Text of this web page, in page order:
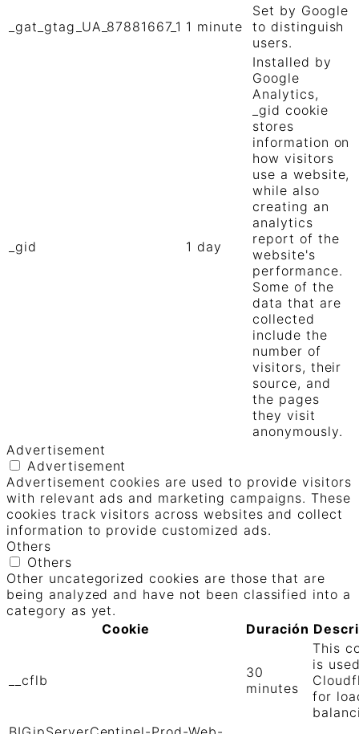
_gat_gtag_UA_87881667_1 1 minute
Set by Google
to distinguish
users.
_gid 1 day
Installed by
Google
Analytics,
_gid cookie
stores
information on
how visitors
use a website,
while also
creating an
analytics
report of the
website's
performance.
Some of the
data that are
collected
include the
number of
visitors, their
source, and
the pages
they visit
anonymously.
Advertisement
Advertisement
Advertisement cookies are used to provide visitors
with relevant ads and marketing campaigns. These
cookies track visitors across websites and collect
information to provide customized ads.
Others
Others
Other uncategorized cookies are those that are
being analyzed and have not been classified into a
category as yet.
Cookie
Duración
__cflb
30
minutes
This
is
for